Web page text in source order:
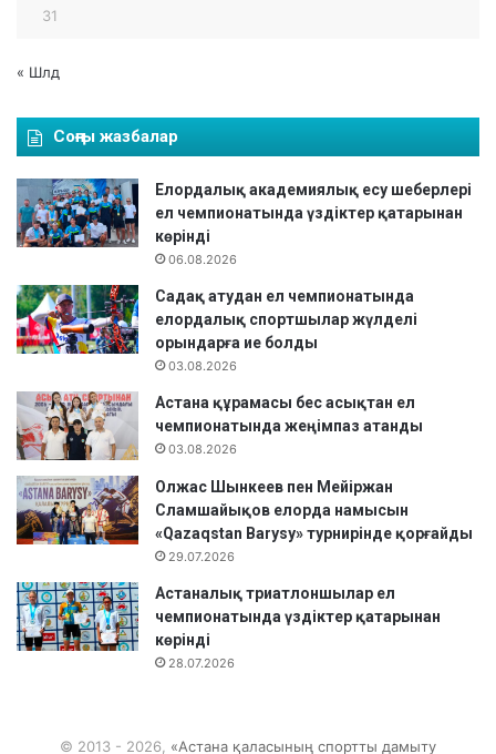
31
« Шлд
Соңғы жазбалар
Елордалық академиялық есу шеберлері
ел чемпионатында үздіктер қатарынан
көрінді
06.08.2026
Садақ атудан ел чемпионатында
елордалық спортшылар жүлделі
орындарға ие болды
03.08.2026
Астана құрамасы бес асықтан ел
чемпионатында жеңімпаз атанды
03.08.2026
Олжас Шынкеев пен Мейіржан
Сламшайықов елорда намысын
«Qazaqstan Barysy» турнирінде қорғайды
29.07.2026
Астаналық триатлоншылар ел
чемпионатында үздіктер қатарынан
көрінді
28.07.2026
© 2013 - 2026, «Астана қаласының спортты дамыту